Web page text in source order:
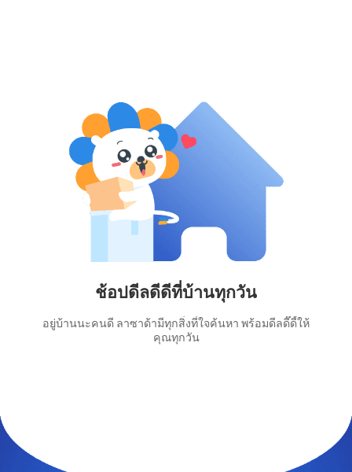
ช้อปดีลดีดีที่บ้านทุกวัน
อยู่บ้านนะคนดี ลาซาด้ามีทุกสิ่งที่ใจค้นหา พร้อมดีลดี๊ดี้ให้
คุณทุกวัน